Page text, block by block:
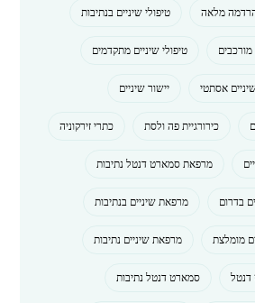
מלאה
טיפולי שיניים בנתיבות
מורכבים
טיפולי שיניים מתקדמים
אסתטי
יישור שיניים
כירורגיית פה ולסת
כתרי זירקוניה
מרפאת סמארט דנטל נתיבות
בדרום
מרפאת שיניים בנתיבות
מומלצת
מרפאת שיניים נתיבות
סמארט דנטל נתיבות